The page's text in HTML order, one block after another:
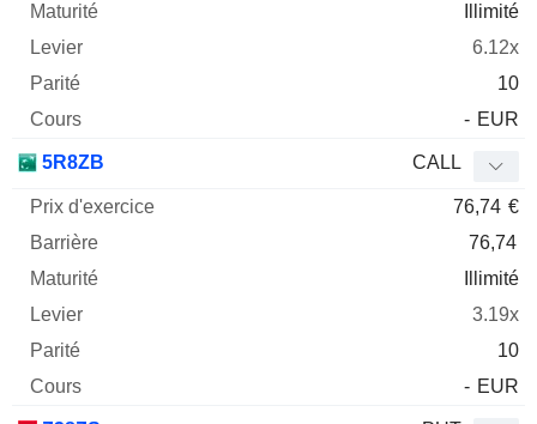
Illimité
6.12x
10
- EUR
5R8ZB CALL
76,74 €
76,74
Illimité
3.19x
10
- EUR